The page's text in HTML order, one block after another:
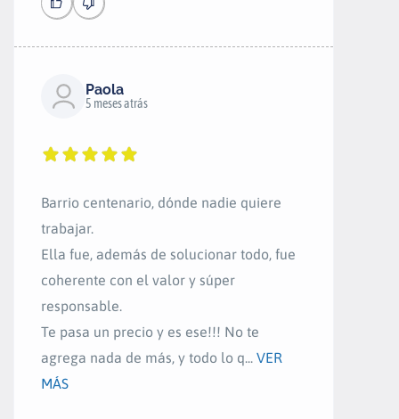
Paola
5 meses atrás
Barrio centenario, dónde nadie quiere
trabajar.
Ella fue, además de solucionar todo, fue
coherente con el valor y súper
responsable.
Te pasa un precio y es ese!!! No te
agrega nada de más, y todo lo q... VER
MÁS